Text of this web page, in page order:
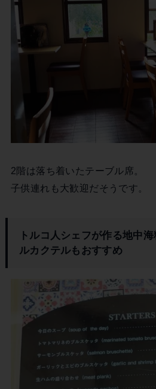
2階は落ち着いたテーブル席。
子供連れも大歓迎だそうです。
トルコ人シェフが作る地中
ルカクテルもおすすめ